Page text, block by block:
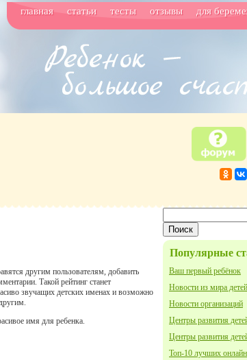
главная статьи тесты отзывы для
Популярные
Ваш первый ребёнок
Новости из мира детей
Новости организаций
Центры развития
Центры развития
Топ-10 лучших
другим пользователям, добавить
Такой рейтинг станет
звучащих детских именах и возможно
имя для ребенка.